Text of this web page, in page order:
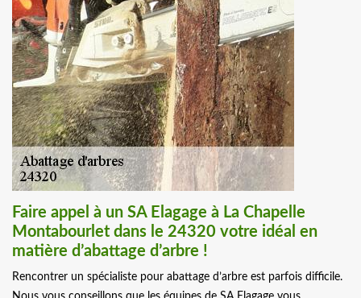
Faire appel à un SA Elagage à La Chapelle
Montabourlet dans le 24320 votre idéal en
matière d’abattage d’arbre !
Rencontrer un spécialiste pour abattage d’arbre est parfois difficile.